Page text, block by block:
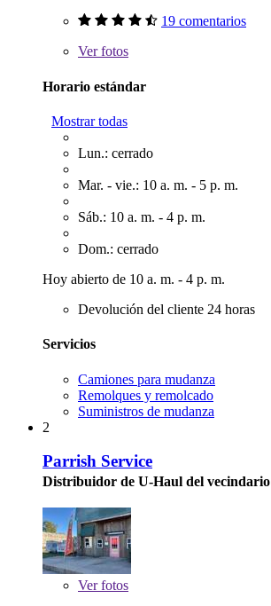
19 comentarios
Verfotos
Horario estándar
Mostrar todas
Lun.: cerrado
Mar. - vie.: 10 a. m. - 5 p. m.
Sáb.: 10 a. m. - 4 p. m.
Dom.: cerrado
Hoy abierto de 10 a. m. - 4 p. m.
Devolución del cliente 24 horas
Servicios
Camiones para mudanza
Remolques y remolcado
Suministros de mudanza
2
Parrish Service
Distribuidor de U-Haul del vecindario
Verfotos